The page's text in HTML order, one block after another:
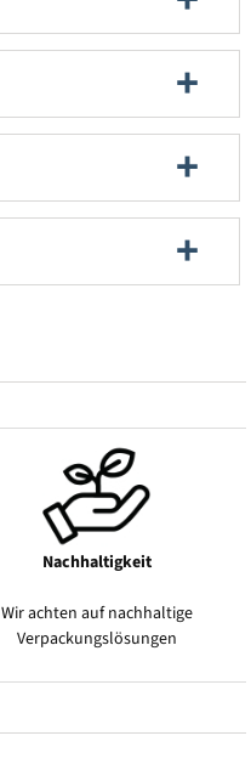
Nachhaltigkeit
Wir achten auf nachhaltige
Verpackungslösungen